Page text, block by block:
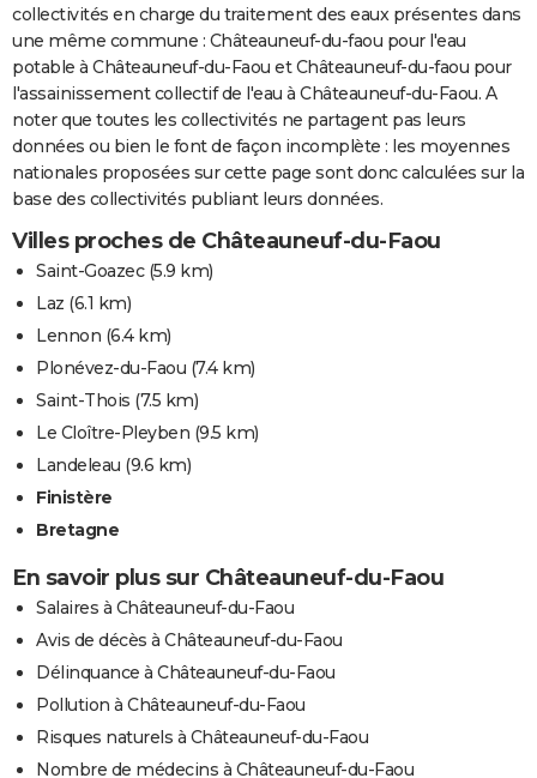
collectivités en charge du traitement des eaux présentes dans
une même commune : Châteauneuf-du-faou pour l'eau
potable à Châteauneuf-du-Faou et Châteauneuf-du-faou pour
l'assainissement collectif de l'eau à Châteauneuf-du-Faou. A
noter que toutes les collectivités ne partagent pas leurs
données ou bien le font de façon incomplète : les moyennes
nationales proposées sur cette page sont donc calculées sur la
base des collectivités publiant leurs données.
Villes proches de Châteauneuf-du-Faou
Saint-Goazec(5.9 km)
Laz (6.1 km)
Lennon (6.4 km)
Plonévez-du-Faou (7.4 km)
Saint-Thois (7.5 km)
Le Cloître-Pleyben (9.5 km)
Landeleau (9.6 km)
Finistère
Bretagne
En savoir plus sur Châteauneuf-du-Faou
Salaires à Châteauneuf-du-Faou
Avis de décès à Châteauneuf-du-Faou
Délinquance à Châteauneuf-du-Faou
Pollution à Châteauneuf-du-Faou
Risques naturels à Châteauneuf-du-Faou
Nombre de médecins à Châteauneuf-du-Faou